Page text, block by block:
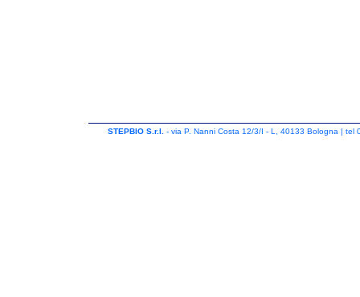
STEPBIO S.r.l. - via P. Nanni Costa 12/3/I - L, 40133 Bologna | tel